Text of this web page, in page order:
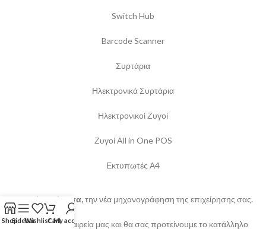
Switch Hub
Barcode Scanner
Συρτάρια
Ηλεκτρονικά Συρτάρια
Ηλεκτρονικοί Ζυγοί
Ζυγοί All in One POS
Εκτυπωτές Α4
Ξεκινήστε άμεσα,την νέα μηχανογράφηση της επιχείρησης σας.
Επιλέξτε την εταιρεία μας και θα σας προτείνουμε το κατάλληλο
ShopSidebarWishlistCartMy account